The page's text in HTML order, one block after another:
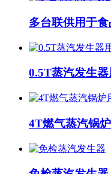
多台联供用于
0.5T蒸汽发生
4T燃气蒸汽锅